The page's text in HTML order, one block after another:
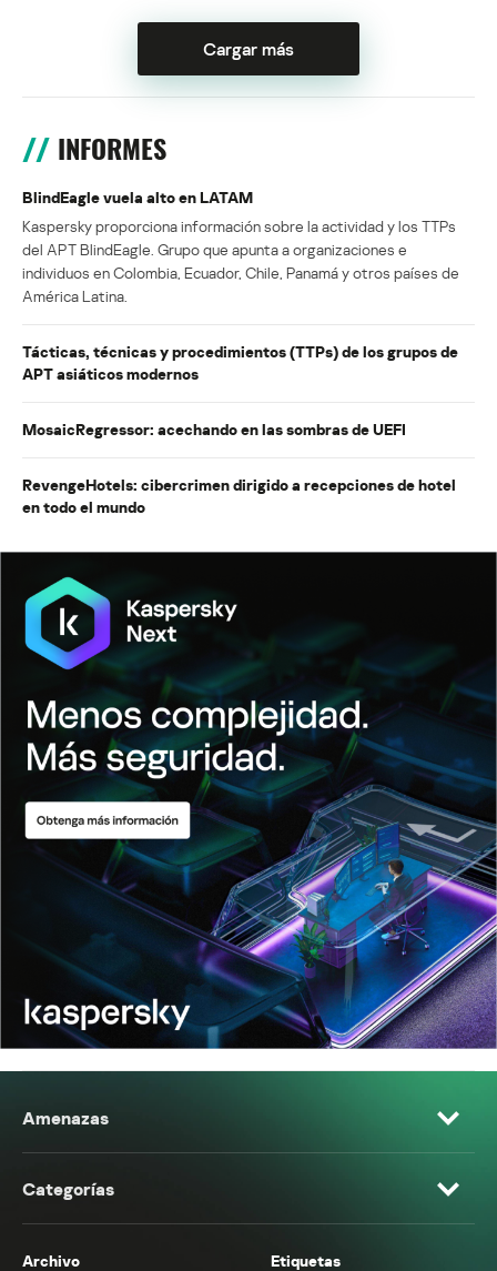
Cargar más
INFORMES
BlindEagle vuela alto en LATAM
Kaspersky proporciona información sobre la actividad y los TTPs
del APT BlindEagle. Grupo que apunta a organizaciones e
individuos en Colombia, Ecuador, Chile, Panamá y otros países de
América Latina.
Tácticas, técnicas y procedimientos (TTPs) de los grupos de
APT asiáticos modernos
MosaicRegressor: acechando en las sombras de UEFI
RevengeHotels: cibercrimen dirigido a recepciones de hotel
en todo el mundo
Amenazas
Categorías
Archivo Etiquetas